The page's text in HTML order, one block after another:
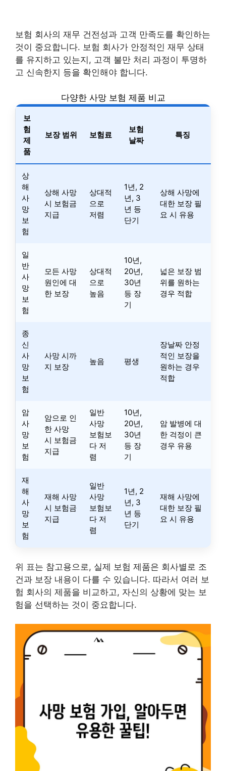
보험 회사의 재무 건전성과 고객 만족도를 확인하는
것이 중요합니다. 보험 회사가 안정적인 재무 상태
를 유지하고 있는지, 고객 불만 처리 과정이 투명하
고 신속한지 등을 확인해야 합니다.
다양한 사망 보험 제품 비교
보
험
제
품
보장 범위 보험료
보험
날짜
특징
상
해
사
망
보
험
상해 사망
시 보험금
지급
상대적
으로
저렴
1년, 2
년, 3
년 등
단기
상해 사망에
대한 보장 필
요 시 유용
일
반
사
망
보
험
모든 사망
원인에 대
한 보장
상대적
으로
높음
10년,
20년,
30년
등 장
기
넓은 보장 범
위를 원하는
경우 적합
종
신
사
망
보
험
사망 시까
지 보장
높음 평생
장날짜 안정
적인 보장을
원하는 경우
적합
암
사
망
보
험
암으로 인
한 사망
시 보험금
지급
일반
사망
보험보
다 저
렴
10년,
20년,
30년
등 장
기
암 발병에 대
한 걱정이 큰
경우 유용
재
해
사
망
보
험
재해 사망
시 보험금
지급
일반
사망
보험보
다 저
렴
1년, 2
년, 3
년 등
단기
재해 사망에
대한 보장 필
요 시 유용
위 표는 참고용으로, 실제 보험 제품은 회사별로 조
건과 보장 내용이 다를 수 있습니다. 따라서 여러 보
험 회사의 제품을 비교하고, 자신의 상황에 맞는 보
험을 선택하는 것이 중요합니다.